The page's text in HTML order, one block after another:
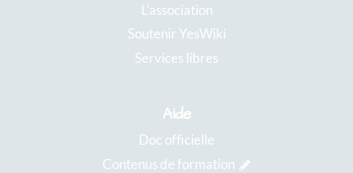
L'association
Soutenir YesWiki
Services libres
Aide
Doc officielle
Contenus de formation